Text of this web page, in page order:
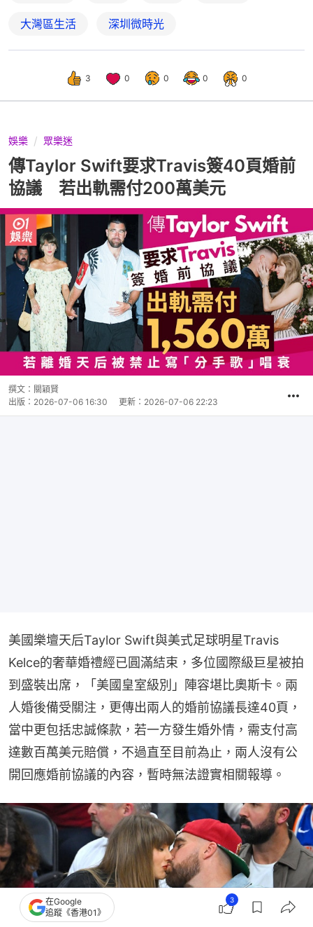
大灣區生活 深圳微時光
3 0 0 0 0
娛樂 眾樂迷
傳Taylor Swift要求Travis簽40頁婚前
協議 若出軌需付200萬美元
撰文： 關穎賢
出版： 2026-07-06 16:30 更新： 2026-07-06 22:23
美國樂壇天后Taylor Swift與美式足球明星Travis
Kelce的奢華婚禮經已圓滿結束，多位國際級巨星被拍
到盛裝出席，「美國皇室級別」陣容堪比奧斯卡。兩
人婚後備受關注，更傳出兩人的婚前協議長達40頁，
當中更包括忠誠條款，若一方發生婚外情，需支付高
達數百萬美元賠償，不過直至目前為止，兩人沒有公
開回應婚前協議的內容，暫時無法證實相關報導。
在Google
追蹤《香港01》
3